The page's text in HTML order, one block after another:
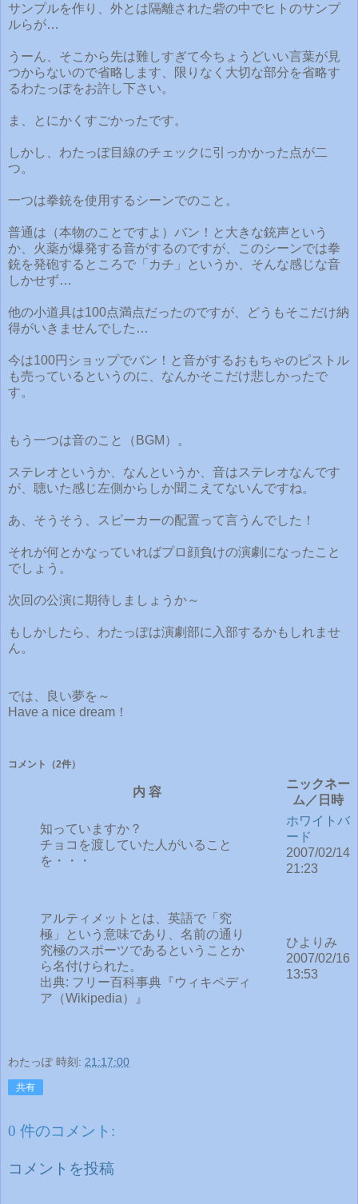
サンプルを作り、外とは隔離された砦の中でヒトのサンプ
ルらが…
うーん、そこから先は難しすぎて今ちょうどいい言葉が見
つからないので省略します、限りなく大切な部分を省略す
るわたっぽをお許し下さい。
ま、とにかくすごかったです。
しかし、わたっぽ目線のチェックに引っかかった点が二
つ。
一つは拳銃を使用するシーンでのこと。
普通は（本物のことですよ）バン！と大きな銃声という
か、火薬が爆発する音がするのですが、このシーンでは拳
銃を発砲するところで「カチ」というか、そんな感じな音
しかせず…
他の小道具は100点満点だったのですが、どうもそこだけ納
得がいきませんでした…
今は100円ショップでバン！と音がするおもちゃのピストル
も売っているというのに、なんかそこだけ悲しかったで
す。
もう一つは音のこと（BGM）。
ステレオというか、なんというか、音はステレオなんです
が、聴いた感じ左側からしか聞こえてないんですね。
あ、そうそう、スピーカーの配置って言うんでした！
それが何とかなっていればプロ顔負けの演劇になったこと
でしょう。
次回の公演に期待しましょうか～
もしかしたら、わたっぽは演劇部に入部するかもしれませ
ん。
では、良い夢を～
Have a nice dream！
コメント （2件）
内 容
ニックネー
ム／日時
知っていますか？
チョコを渡していた人がいること
を・・・
ホワイトバ
ード
2007/02/14
21:23
アルティメットとは、英語で「究
極」という意味であり、名前の通り
究極のスポーツであるということか
ら名付けられた。
出典: フリー百科事典『ウィキペディ
ア（Wikipedia）』
ひよりみ
2007/02/16
13:53
わたっぽ 時刻: 21:17:00
共有
0 件のコメント:
コメントを投稿